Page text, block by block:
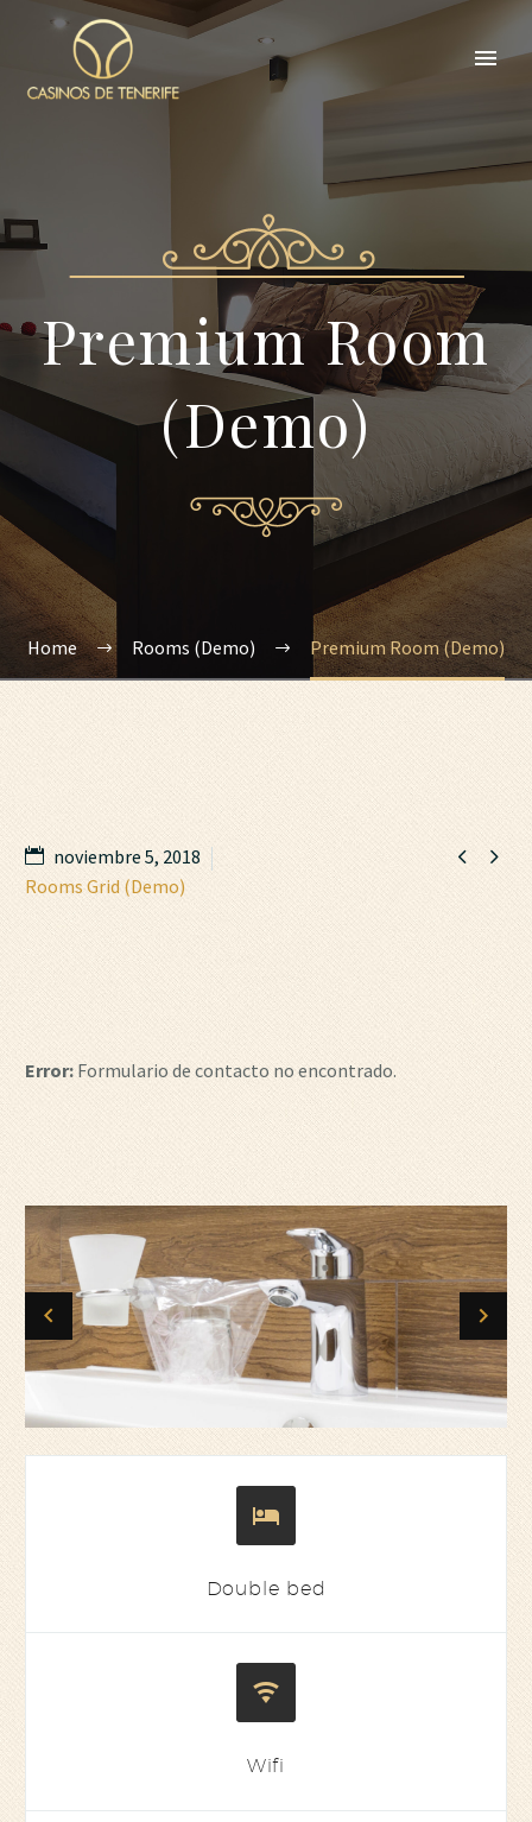
Premium Room
(Demo)
Home Rooms (Demo) Premium Room (Demo)
 
noviembre 5, 2018
Rooms Grid (Demo)
Error: Formulario de contacto no encontrado.


Double bed


Wifi